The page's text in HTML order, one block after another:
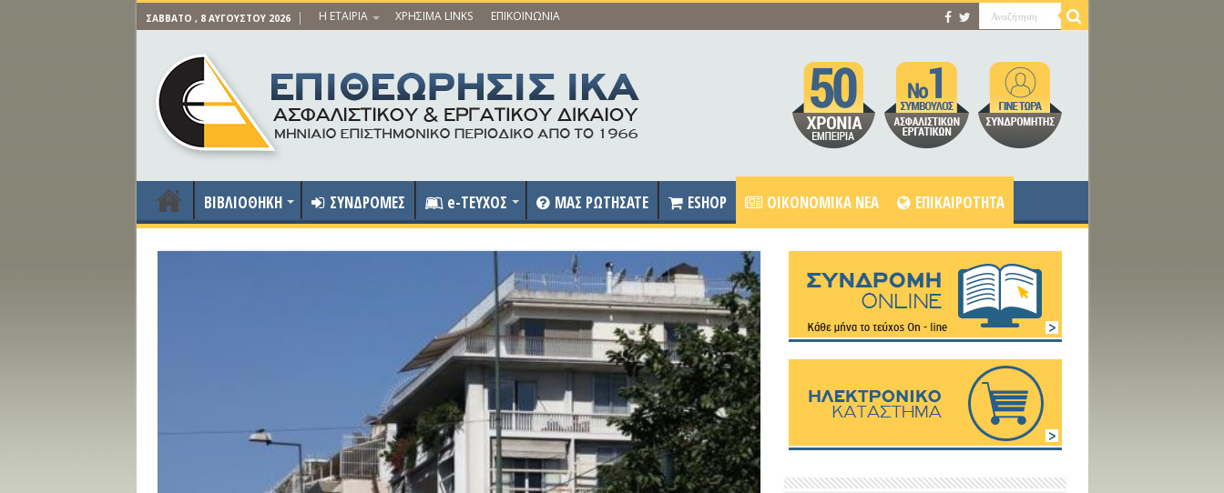
ΣΆΒΒΑΤΟ , 8 ΑΥΓΟΎΣΤΟΥ 2026 Η ΕΤΑΙΡΙΑ ΧΡΗΣΙΜΑ LINKS ΕΠΙΚΟΙΝΩΝΙΑ
ΒΙΒΛΙΟΘΗΚΗ ΣΥΝΔΡΟΜΕΣ e-ΤΕΥΧΟΣ ΜΑΣ ΡΩΤΗΣΑΤΕ ESHOP OIKONOMIKA NEA ΕΠΙΚΑΙΡΟΤΗΤΑ